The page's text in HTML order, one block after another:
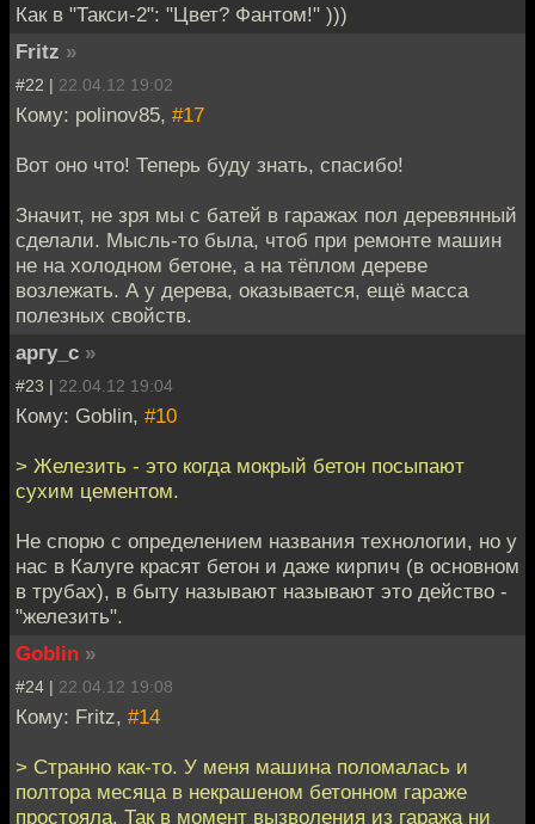
Как в "Такси-2": "Цвет? Фантом!" )))
Fritz »
#22 | 22.04.12 19:02
Кому: polinov85, #17
Вот оно что! Теперь буду знать, спасибо!
Значит, не зря мы с батей в гаражах пол деревянный
сделали. Мысль-то была, чтоб при ремонте машин
не на холодном бетоне, а на тёплом дереве
возлежать. А у дерева, оказывается, ещё масса
полезных свойств.
аргу_с »
#23 | 22.04.12 19:04
Кому: Goblin, #10
> Железить - это когда мокрый бетон посыпают
сухим цементом.
Не спорю с определением названия технологии, но у
нас в Калуге красят бетон и даже кирпич (в основном
в трубах), в быту называют называют это действо -
"железить".
Goblin »
#24 | 22.04.12 19:08
Кому: Fritz, #14
> Странно как-то. У меня машина поломалась и
полтора месяца в некрашеном бетонном гараже
простояла. Так в момент вызволения из гаража ни